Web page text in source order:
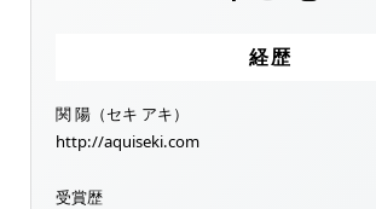
経歴
関 陽（セキ アキ）
http://aquiseki.com
受賞歴